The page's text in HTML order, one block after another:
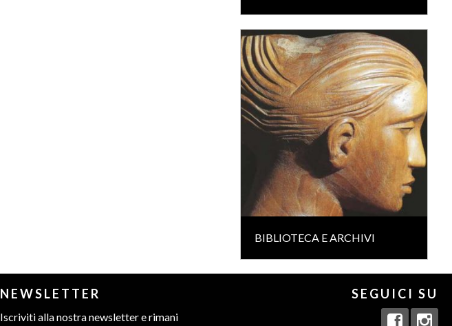
BIBLIOTECA E ARCHIVI
NEWSLETTER
Iscriviti alla nostra newsletter e rimani
SEGUICI SU